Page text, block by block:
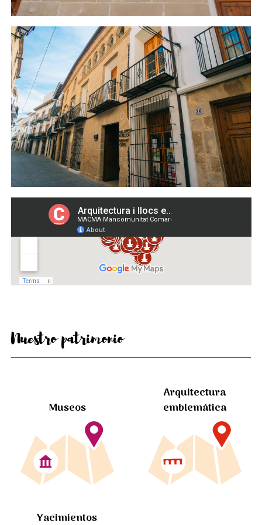
Nuestro patrimonio
Museos
Arquitectura
emblemática
Yacimientos